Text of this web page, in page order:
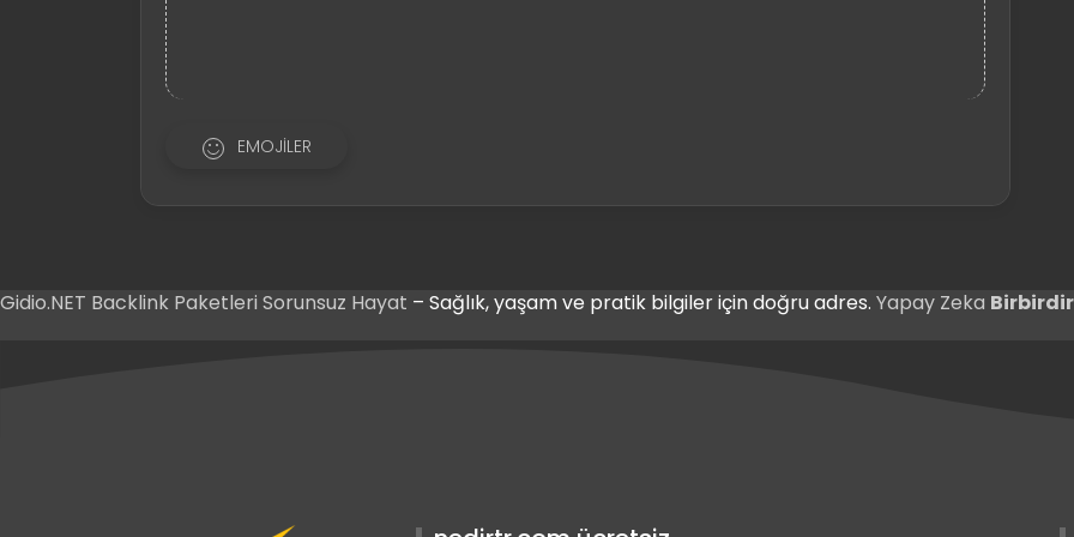
EMOJILER
Gidio.NET Backlink Paketleri Sorunsuz Hayat – Sağlık, yaşam ve pratik bilgiler için doğru adres. Yapay Zeka